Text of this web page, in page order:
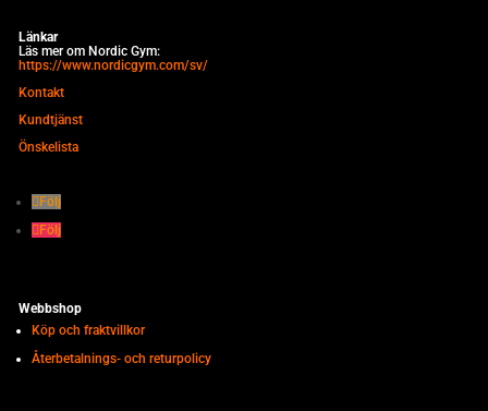
Länkar
Läs mer om Nordic Gym:
https://www.nordicgym.com/sv/
Kontakt
Kundtjänst
Önskelista
Följ
Följ
Webbshop
Köp och fraktvillkor
Återbetalnings- och returpolicy